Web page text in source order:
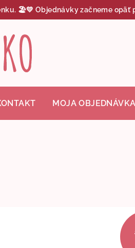
🏖️💛 Objednávky začneme opäť
MOJA OBJEDNÁVKA